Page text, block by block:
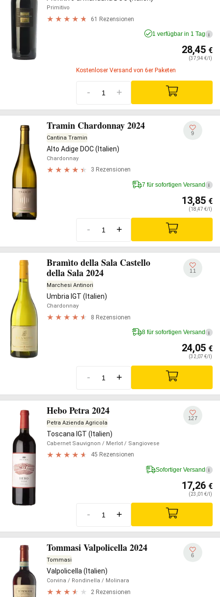
Primitivo
61 Rezensionen
1 verfügbar in 1 Tag i
28,45 €
(37,94 €/l)
Kostenloser Versand von 6er Paketen
- +
Tramin Chardonnay 2024
Cantina Tramin
Alto Adige DOC (Italien)
Chardonnay
3 Rezensionen
9
7 für sofortigen Versand i
13,85 €
(18,47 €/l)
- +
Bramìto della Sala Castello
della Sala 2024
Marchesi Antinori
Umbria IGT (Italien)
Chardonnay
8 Rezensionen
11
8 für sofortigen Versand i
24,05 €
(32,07 €/l)
- +
Hebo Petra 2024
Petra Azienda Agricola
Toscana IGT (Italien)
Cabernet Sauvignon / Merlot / Sangiovese
45 Rezensionen
127
Sofortiger Versand i
17,26 €
(23,01 €/l)
- +
Tommasi Valpolicella 2024
Tommasi
Valpolicella (Italien)
Corvina / Rondinella / Molinara
2 Rezensionen
6